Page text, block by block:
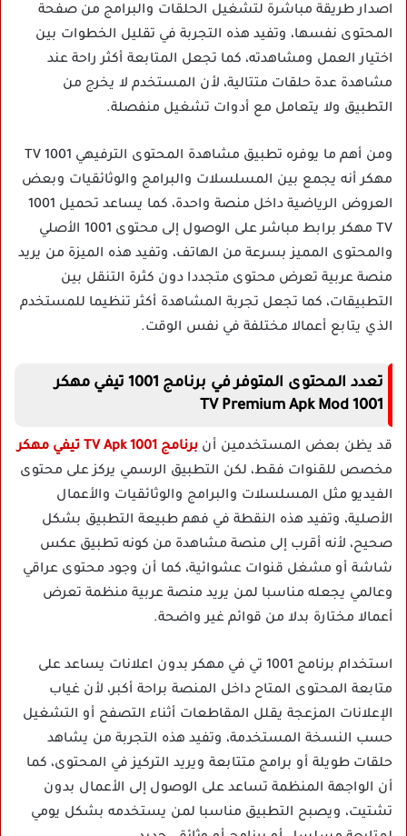
اصدار طريقة مباشرة لتشغيل الحلقات والبرامج من صفحة
المحتوى نفسها، وتفيد هذه التجربة في تقليل الخطوات بين
اختيار العمل ومشاهدته، كما تجعل المتابعة أكثر راحة عند
مشاهدة عدة حلقات متتالية، لأن المستخدم لا يخرج من
التطبيق ولا يتعامل مع أدوات تشغيل منفصلة.
ومن أهم ما يوفره تطبيق مشاهدة المحتوى الترفيهي 1001 TV
مهكر أنه يجمع بين المسلسلات والبرامج والوثائقيات وبعض
العروض الرياضية داخل منصة واحدة، كما يساعد تحميل 1001
TV مهكر برابط مباشر على الوصول إلى محتوى 1001 الأصلي
والمحتوى المميز بسرعة من الهاتف، وتفيد هذه الميزة من يريد
منصة عربية تعرض محتوى متجددا دون كثرة التنقل بين
التطبيقات، كما تجعل تجربة المشاهدة أكثر تنظيما للمستخدم
الذي يتابع أعمالا مختلفة في نفس الوقت.
تعدد المحتوى المتوفر في برنامج 1001 تيفي مهكر
1001 TV Premium Apk Mod
قد يظن بعض المستخدمين أن برنامج TV Apk 1001 تيفي مهكر
مخصص للقنوات فقط، لكن التطبيق الرسمي يركز على محتوى
الفيديو مثل المسلسلات والبرامج والوثائقيات والأعمال
الأصلية، وتفيد هذه النقطة في فهم طبيعة التطبيق بشكل
صحيح، لأنه أقرب إلى منصة مشاهدة من كونه تطبيق عكس
شاشة أو مشغل قنوات عشوائية، كما أن وجود محتوى عراقي
وعالمي يجعله مناسبا لمن يريد منصة عربية منظمة تعرض
أعمالا مختارة بدلا من قوائم غير واضحة.
استخدام برنامج 1001 تي في مهكر بدون اعلانات يساعد على
متابعة المحتوى المتاح داخل المنصة براحة أكبر، لأن غياب
الإعلانات المزعجة يقلل المقاطعات أثناء التصفح أو التشغيل
حسب النسخة المستخدمة، وتفيد هذه التجربة من يشاهد
حلقات طويلة أو برامج متتابعة ويريد التركيز في المحتوى، كما
أن الواجهة المنظمة تساعد على الوصول إلى الأعمال بدون
تشتيت، ويصبح التطبيق مناسبا لمن يستخدمه بشكل يومي